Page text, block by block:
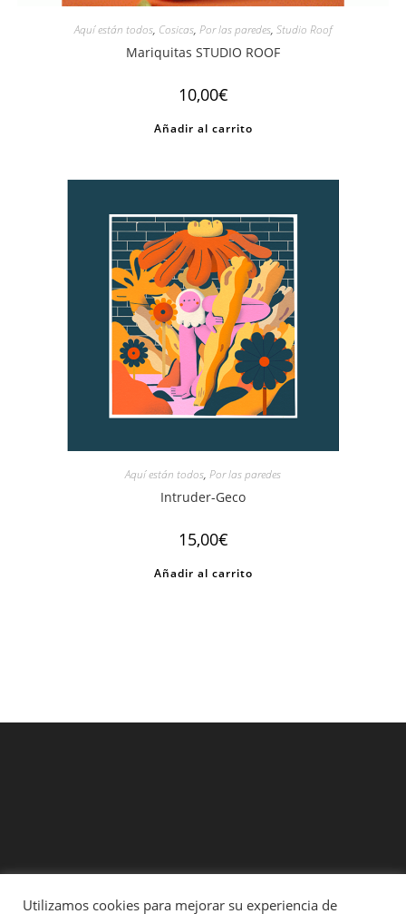
Aquí están todos, Cosicas, Por las paredes, Studio Roof
Mariquitas STUDIO ROOF
10,00€
Añadir al carrito
Aquí están todos, Por las paredes
Intruder-Geco
15,00€
Añadir al carrito
Contacto Entregas y Devoluciones Formas de Pago
Utilizamos cookies para mejorar su experiencia de